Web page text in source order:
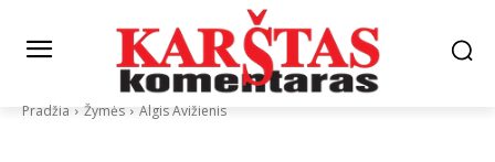
Pradžia Žymės Algis Avižienis